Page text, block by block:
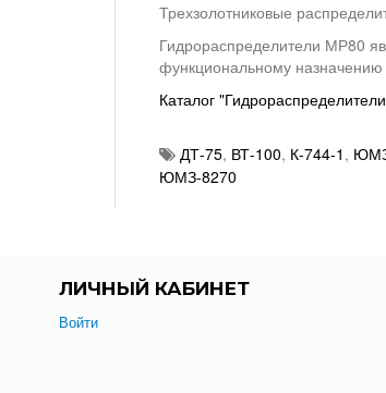
Трехзолотниковые
Гидрораспределители МР80
функциональному
Каталог
ДТ-75, ВТ-100, К-744-1 ,
ЮМЗ-8270
ЛИЧНЫЙ КАБИНЕТ
Войти